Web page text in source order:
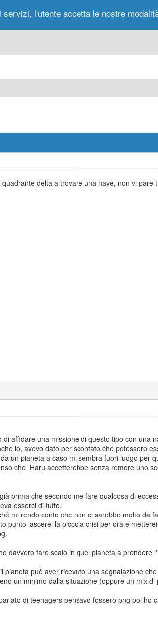
Forum Nuovi Messaggi
delta a trovare una nave, non vi pare
affidare una missione di questo tipo con una
io, avevo dato per scontato che potessero
un pianeta a caso mi sembra fuori luogo per
che Haru accetterebbe senza remore uno
prima che secondo me fare qualcosa di
esserci di tutto.
mi rendo conto che non ci sarebbe molto da
punto lascerei la piccola crisi per ora e
davvero fare scalo in quel pianeta a prendere
pianeta può aver ricevuto una segnalazione
un minimo dalla situazione (oppure un mix di
di teenagers pensavo fossero png poi ho
l'utente accetta le nostre